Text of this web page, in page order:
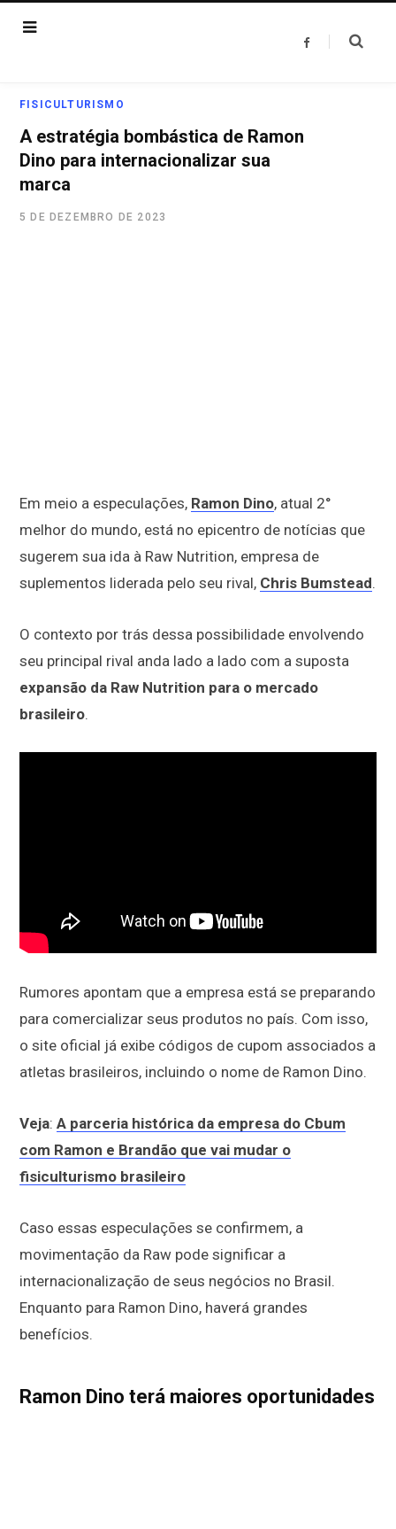
F
FISICULTURISMO
A estratégia bombástica de Ramon
Dino para internacionalizar sua
marca
5 DE DEZEMBRO DE 2023
Em meio a especulações, Ramon Dino, atual 2°
melhor do mundo, está no epicentro de notícias que
sugerem sua ida à Raw Nutrition, empresa de
suplementos liderada pelo seu rival, Chris Bumstead.
O contexto por trás dessa possibilidade envolvendo
seu principal rival anda lado a lado com a suposta
expansão da Raw Nutrition para o mercado
brasileiro.
Rumores apontam que a empresa está se preparando
para comercializar seus produtos no país. Com isso,
o site oficial já exibe códigos de cupom associados a
atletas brasileiros, incluindo o nome de Ramon Dino.
Veja: A parceria histórica da empresa do Cbum
com Ramon e Brandão que vai mudar o
fisiculturismo brasileiro
Caso essas especulações se confirmem, a
movimentação da Raw pode significar a
internacionalização de seus negócios no Brasil.
Enquanto para Ramon Dino, haverá grandes
benefícios.
Ramon Dino terá maiores oportunidades